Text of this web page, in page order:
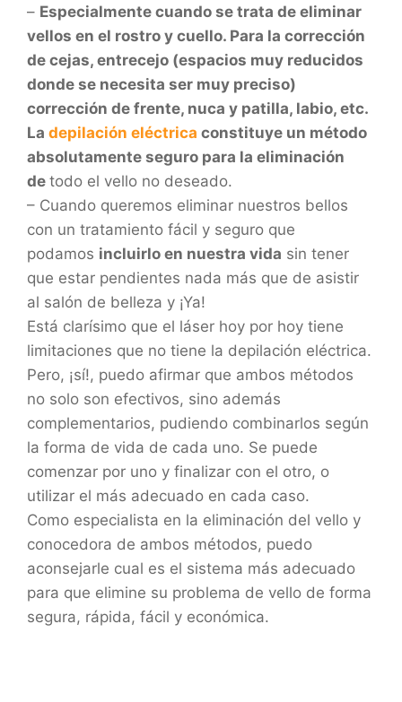
– Especialmente cuando se trata de eliminar
vellos en el rostro y cuello. Para la corrección
de cejas, entrecejo (espacios muy reducidos
donde se necesita ser muy preciso)
corrección de frente, nuca y patilla, labio, etc.
La depilación eléctrica constituye un método
absolutamente seguro para la eliminación
de todo el vello no deseado.
– Cuando queremos eliminar nuestros bellos
con un tratamiento fácil y seguro que
podamos incluirlo en nuestra vida sin tener
que estar pendientes nada más que de asistir
al salón de belleza y ¡Ya!
Está clarísimo que el láser hoy por hoy tiene
limitaciones que no tiene la depilación eléctrica.
Pero, ¡sí!, puedo afirmar que ambos métodos
no solo son efectivos, sino además
complementarios, pudiendo combinarlos según
la forma de vida de cada uno. Se puede
comenzar por uno y finalizar con el otro, o
utilizar el más adecuado en cada caso.
Como especialista en la eliminación del vello y
conocedora de ambos métodos, puedo
aconsejarle cual es el sistema más adecuado
para que elimine su problema de vello de forma
segura, rápida, fácil y económica.